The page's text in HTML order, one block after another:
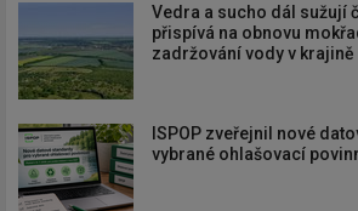
Vedra a sucho dál sužují
přispívá na obnovu
zadržování vody v krajině
ISPOP zveřejnil nové
vybrané ohlašovací